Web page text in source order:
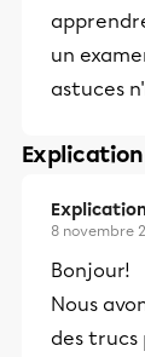
un
astuces
Explication
8 novembre
Bonjour!
Nous
des trucs